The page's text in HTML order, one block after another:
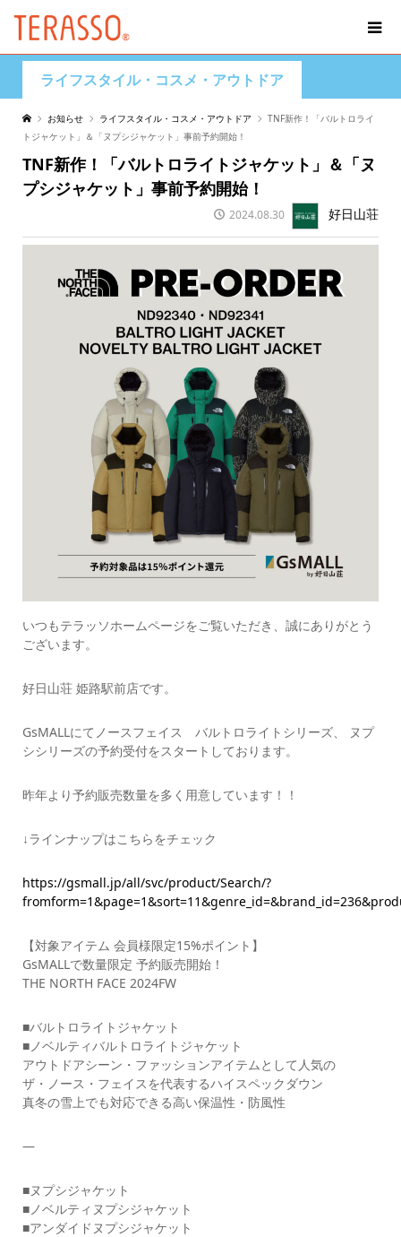
ライフスタイル・コスメ・アウトドア
お知らせ ライフスタイル・コスメ・アウトドア
TNF新作！「バルトロライ
トジャケット」＆「ヌプシジャケット」事前予約開始！
TNF新作！「バルトロライトジャケット」＆「ヌ
プシジャケット」事前予約開始！
2024.08.30 好日山荘
いつもテラッソホームページをご覧いただき、誠にありがとう
ございます。
好日山荘 姫路駅前店です。
GsMALLにてノースフェイス バルトロライトシリーズ、 ヌプ
シシリーズの予約受付をスタートしております。
昨年より予約販売数量を多く用意しています！！
↓ラインナップはこちらをチェック
https://gsmall.jp/all/svc/product/Search/?
【対象アイテム 会員様限定15%ポイント】
GsMALLで数量限定 予約販売開始！
THE NORTH FACE 2024FW
■バルトロライトジャケット
■ノベルティバルトロライトジャケット
アウトドアシーン・ファッションアイテムとして人気の
ザ・ノース・フェイスを代表するハイスペックダウン
真冬の雪上でも対応できる高い保温性・防風性
—
■ヌプシジャケット
■ノベルティヌプシジャケット
■アンダイドヌプシジャケット